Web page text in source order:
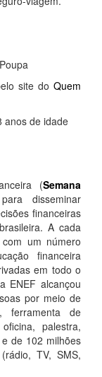
site do Quem
anos de idade
(Semana
disseminar
financeiras
A cada
um número
financeira
em todo o
ENEF alcançou
por meio de
ferramenta de
palestra,
de 102 milhões
TV, SMS,